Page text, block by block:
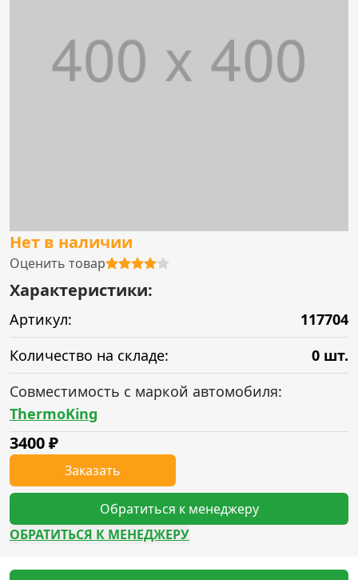
Нет в наличии
Оценить товар
Характеристики:
Артикул:
117704
Количество на складе:
0 шт.
Совместимость с маркой автомобиля:
ThermoKing
3400₽
Заказать
Обратиться к менеджеру
ОБРАТИТЬСЯ К МЕНЕДЖЕРУ